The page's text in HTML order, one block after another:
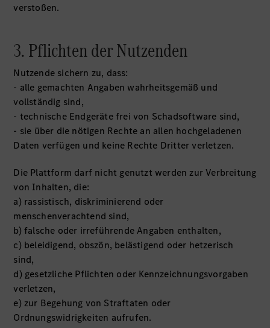
verstoßen.
3. Pflichten der Nutzenden
Nutzende sichern zu, dass:
- alle gemachten Angaben wahrheitsgemäß und
vollständig sind,
- technische Endgeräte frei von Schadsoftware sind,
- sie über die nötigen Rechte an allen hochgeladenen
Daten verfügen und keine Rechte Dritter verletzen.
Die Plattform darf nicht genutzt werden zur Verbreitung
von Inhalten, die:
a) rassistisch, diskriminierend oder
menschenverachtend sind,
b) falsche oder irreführende Angaben enthalten,
c) beleidigend, obszön, belästigend oder hetzerisch
sind,
d) gesetzliche Pflichten oder Kennzeichnungsvorgaben
verletzen,
e) zur Begehung von Straftaten oder
Ordnungswidrigkeiten aufrufen.